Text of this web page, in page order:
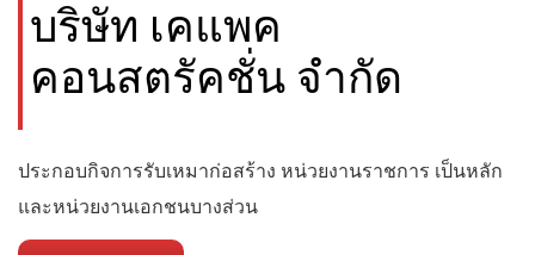
บริษัท เคแพค
คอนสตรัคชั่น จำกัด
ประกอบกิจการรับเหมาก่อสร้าง หน่วยงานราชการ เป็นหลัก
และหน่วยงานเอกชนบางส่วน